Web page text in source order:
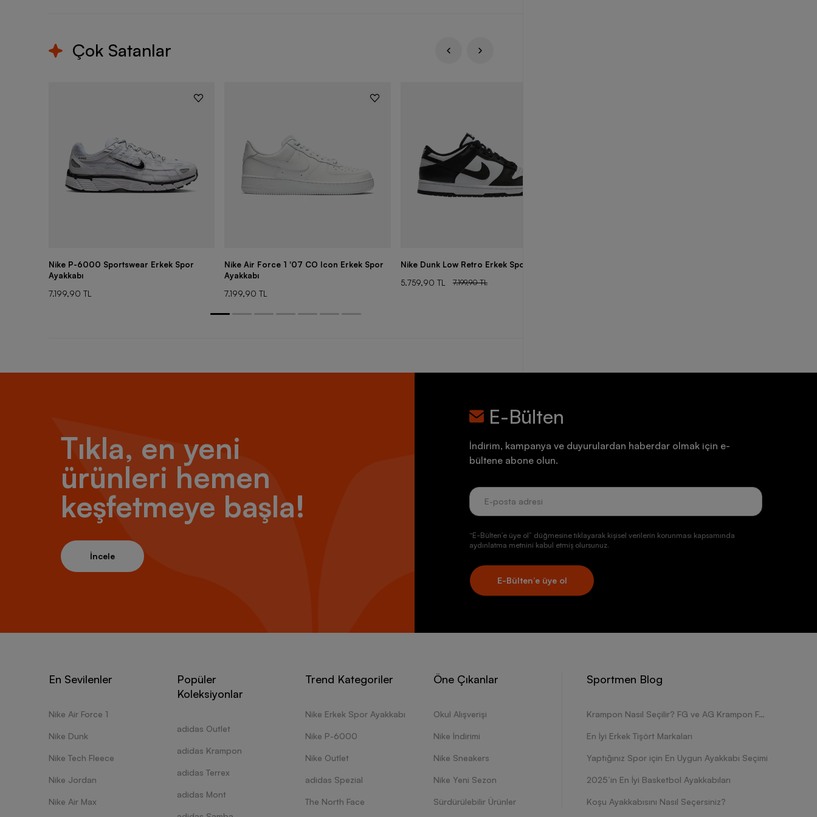
Çok Satanlar
Nike P-6000 Sportswear Erkek Spor
Ayakkabı
7.199,90 TL
Nike Air Force 1 '07 CO Icon Erkek Spor
Ayakkabı
7.199,90 TL
Nike Dunk Low Retro Erkek Spor Ayakkabı
5.759,90 TL
7.199,90 TL
Tıkla, en yeni
ürünleri hemen
keşfetmeye başla!
İncele
E-Bülten
İndirim, kampanya ve duyurulardan haberdar olmak için e-
bültene abone olun.
“E-Bülten’e üye ol” düğmesine tıklayarak kişisel verilerin korunması kapsamında
aydınlatma metnini kabul etmiş olursunuz.
E-Bülten’e üye ol
En Sevilenler
Nike Air Force 1
Nike Dunk
Nike Tech Fleece
Nike Jordan
Nike Air Max
Popüler
Koleksiyonlar
adidas Outlet
adidas Krampon
adidas Terrex
adidas Mont
Trend Kategoriler
Nike Erkek Spor Ayakkabı
Nike P-6000
Nike Outlet
adidas Spezial
The North Face
Öne Çıkanlar
Okul Alışverişi
Nike İndirimi
Nike Sneakers
Nike Yeni Sezon
Sürdürülebilir Ürünler
Sportmen Blog
Krampon Nasıl Seçilir? FG ve AG Krampon Farkları Nelerdir?
En İyi Erkek Tişört Markaları
Yaptığınız Spor için En Uygun Ayakkabı Seçimi
2025’in En İyi Basketbol Ayakkabıları
Koşu Ayakkabısını Nasıl Seçersiniz?